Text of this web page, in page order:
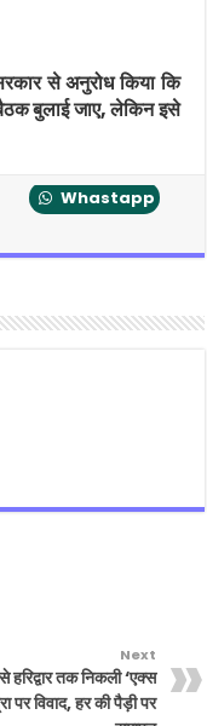
से अनुरोध किया कि
बैठक बुलाई जाए, लेकिन इसे
Whastapp
Next
हरिद्वार तक निकली ‘एक्स
पर विवाद, हर की पैड़ी पर